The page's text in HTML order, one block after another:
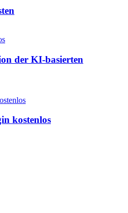
der KI-basierten
kostenlos